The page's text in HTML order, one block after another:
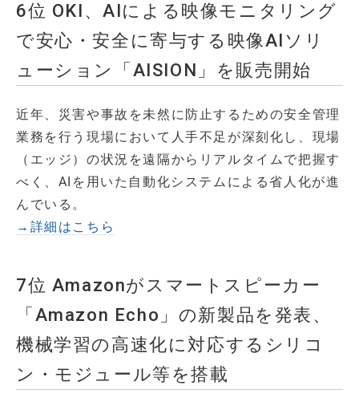
6位 OKI、AIによる映像モニタリング
で安心・安全に寄与する映像AIソリ
ューション「AISION」を販売開始
近年、災害や事故を未然に防止するための安全管理
業務を行う現場において人手不足が深刻化し、現場
（エッジ）の状況を遠隔からリアルタイムで把握す
べく、AIを用いた自動化システムによる省人化が進
んでいる。
→詳細はこちら
7位 Amazonがスマートスピーカー
「Amazon Echo」の新製品を発表、
機械学習の高速化に対応するシリコ
ン・モジュール等を搭載